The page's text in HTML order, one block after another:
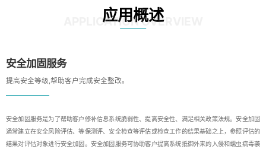
应用概述
APPLICATION OVERVIEW
安全加固服务
提高安全等级,帮助客户完成安全整改。
安全加固服务是为了帮助客户修补信息系统脆弱性、提高安全性、满足相关政策法规。安全加固
通常建立在安全风险评估、等保测评、安全检查等评估或检查工作的结果基础之上，参照评估的
结果对评估对象进行安全加固。安全加固服务可协助客户提高系统抵御外来的入侵和蠕虫病毒袭